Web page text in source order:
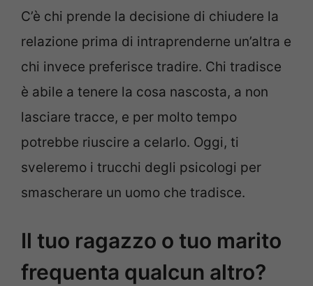
C’è chi prende la decisione di chiudere la
relazione prima di intraprenderne un’altra e
chi invece preferisce tradire. Chi tradisce
è abile a tenere la cosa nascosta, a non
lasciare tracce, e per molto tempo
potrebbe riuscire a celarlo. Oggi, ti
sveleremo i trucchi degli psicologi per
smascherare un uomo che tradisce.
Il tuo ragazzo o tuo marito
frequenta qualcun altro?